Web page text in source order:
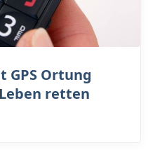
GPS Ortung
retten